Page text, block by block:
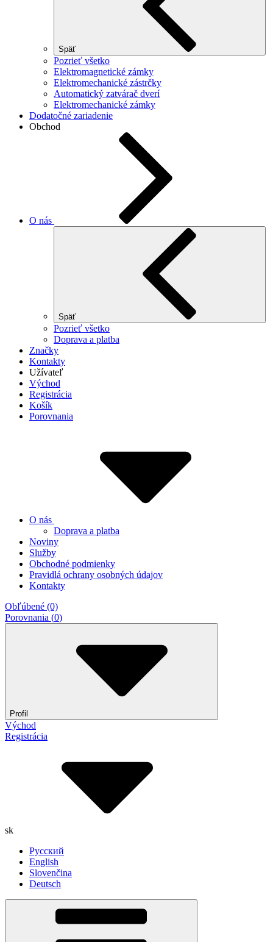
Späť
Pozrieť všetko
Elektromagnetické zámky
Elektromechanické zástrčky
Automatický zatvárač dverí
Elektromechanické zámky
Dodatočné zariadenie
Obchod
O nás
Späť
Pozrieť všetko
Doprava a platba
Značky
Kontakty
Užívateľ
Východ
Registrácia
Košík
Porovnania
O nás
Doprava a platba
Noviny
Služby
Obchodné podmienky
Pravidlá ochrany osobných údajov
Kontakty
Obľúbené (0)
Porovnania (0)
Profil
Východ
Registrácia
sk
Русский
English
Slovenčina
Deutsch